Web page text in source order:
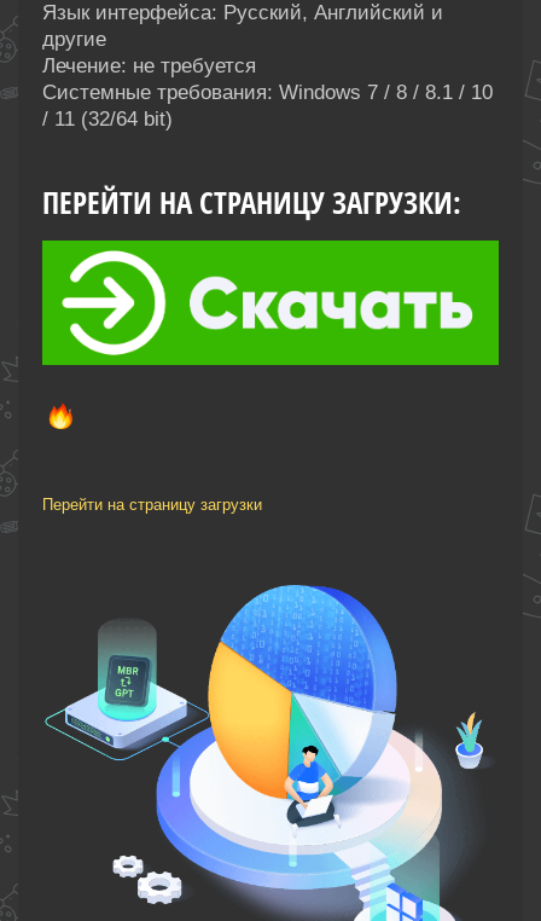
Язык интерфейса: Русский, Английский и
другие
Лечение: не требуется
Системные требования: Windows 7 / 8 / 8.1 / 10
/ 11 (32/64 bit)
ПЕРЕЙТИ НА СТРАНИЦУ ЗАГРУЗКИ:
Перейти на страницу загрузки